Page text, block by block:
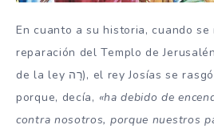
En cuanto a su historia, cuando se
reparación del Templo de
de la ley רָה), el rey Josías se rasgó las vestiduras,
porque, decía, «ha debido de
contra nosotros, porque nuestros